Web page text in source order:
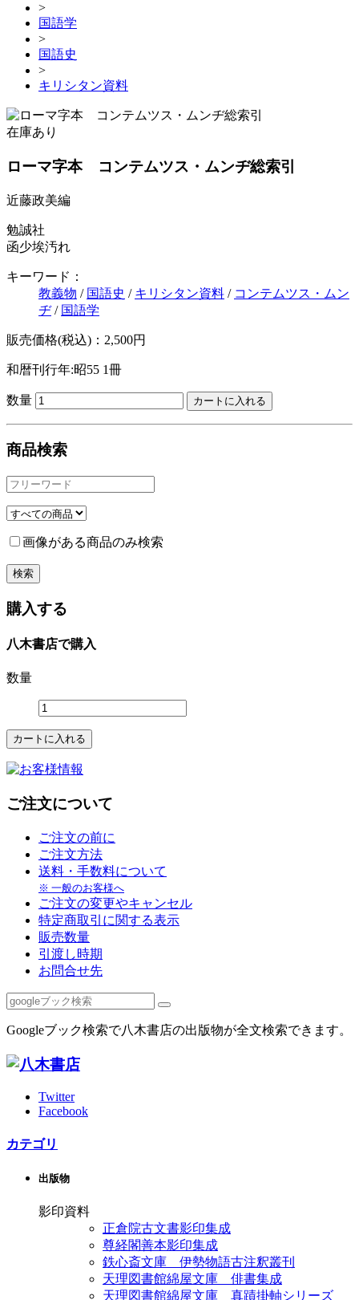
>
国語学
>
国語史
>
キリシタン資料
在庫あり
ローマ字本 コンテムツス・ムンヂ総索引
近藤政美編
勉誠社
函少埃汚れ
キーワード：
教義物 / 国語史 / キリシタン資料 / コンテムツス・ムン
ヂ/ 国語学
販売価格(税込)：2,500円
和暦刊行年:昭55 1冊
数量
商品検索
画像がある商品のみ検索
購入する
八木書店で購入
数量
ご注文について
ご注文の前に
ご注文方法
送料・手数料について
※ 一般のお客様へ
ご注文の変更やキャンセル
特定商取引に関する表示
販売数量
引渡し時期
お問合せ先
Googleブック検索で八木書店の出版物が全文検索できます。
Twitter
Facebook
カテゴリ
出版物
影印資料
正倉院古文書影印集成
尊経閣善本影印集成
鉄心斎文庫 伊勢物語古注釈叢刊
天理図書館綿屋文庫 俳書集成
天理図書館綿屋文庫 真蹟掛軸シリーズ